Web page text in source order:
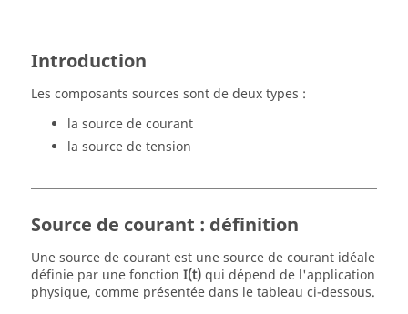
Introduction
Les composants sources sont de deux types :
la source de courant
la source de tension
Source de courant : définition
Une source de courant est une source de courant idéale
définie par une fonction I(t)qui dépend de l'application
physique, comme présentée dans le tableau ci-dessous.